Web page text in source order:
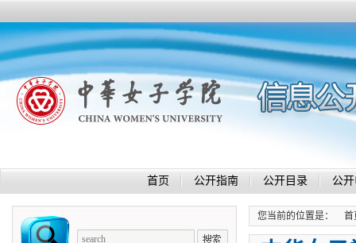
首页 公开指南 公开目录 公
您当前的位置是： 首